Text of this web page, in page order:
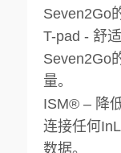
Seven2Go
T-pad - 舒
Seven2Go
量。
ISM® – 降
连接任何
数据。